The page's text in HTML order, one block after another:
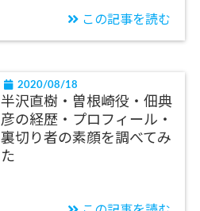
この記事を読む
2020/08/18
半沢直樹・曽根崎役・佃典
彦の経歴・プロフィール・
裏切り者の素顔を調べてみ
た